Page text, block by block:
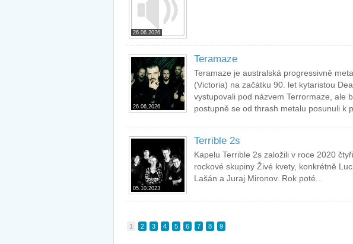
26.06.2026
26.06.2026
Teramaze
Teramaze je australská progressivně
(Victoria) na začátku 90. let kytaristou
vystupovali pod názvem Terrormaze, ale
postupně se od thrash metalu posunuli k
05.10.2023
Terrible 2s
Kapelu Terrible 2s založili v roce 2020
rockové skupiny Živé kvety, konkrétně
Lašán a Juraj Mironov. Rok poté...
1 2 3 4 5 6 7 8 9